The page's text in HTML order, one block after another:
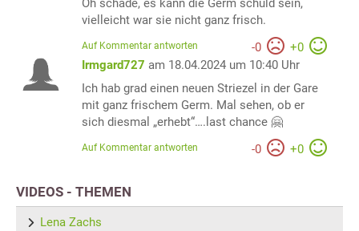
Oh schade, es kann die Germ schuld sein,
vielleicht war sie nicht ganz frisch.
-0 +0
Auf Kommentar antworten
Irmgard727 am 18.04.2024 um 10:40 Uhr
Ich hab grad einen neuen Striezel in der Gare
mit ganz frischem Germ. Mal sehen, ob er
sich diesmal „erhebt“….last chance 🤗
-0 +0
Auf Kommentar antworten
VIDEOS - THEMEN
Lena Zachs